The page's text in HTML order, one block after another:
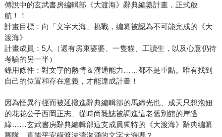
傳說中的玄武書房編輯部《大渡海》辭典編纂計畫，正式啟
航！！
計畫目標：向「文字大海」挑戰，編纂被認為不可能完成的《大
渡海》
計畫成員：5人（還有房東婆婆、一隻貓、工讀生，以及心意仍待
考驗的另一半）
錄用條件：對文字的熱情＆溝通能力……都不是重點。唯有找到
自己的位置和存在意義，才能達成計畫！
因為怪異行徑而被延攬進辭典編輯部的馬締光也、成天只想泡妞
的花花公子西岡正志、從時尚雜誌被調進這老舊別館的岸邊
綠……玄武書房辭典編輯部這支成員獨特的《大渡海》辭典編纂
團隊，真能平安橫渡波濤洶湧的文字大海嗎？